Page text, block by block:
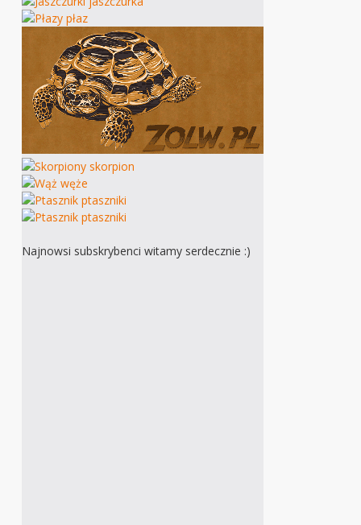
Najnowsi subskrybenci witamy serdecznie :)